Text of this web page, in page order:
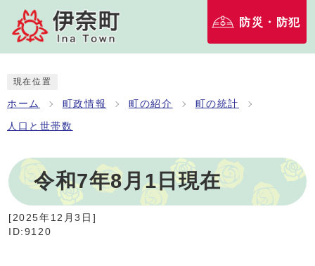
防災・防犯
現在位置
ホーム 町政情報 町の紹介 町の統計
人口と世帯数
令和7年8月1日現在
[2025年12月3日 ]
ID:9120